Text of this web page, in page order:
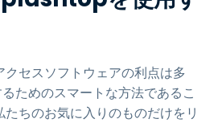
セスソフトウェアの利点は多
ためのスマートな方法であるこ
ちのお気に入りのものだけをリ